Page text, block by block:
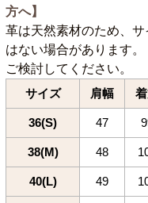
方へ】
革は天然素材のため、
はない場合があります
ご検討してください。
サイズ 肩幅
36(S) 47
38(M) 48
40(L) 49